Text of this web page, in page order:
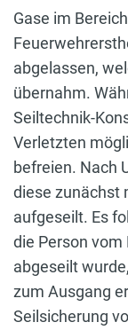
Gase im
abgelassen,
übernahm.
Seiltechnik-
Verletzten
befreien. Nach
diese zunächst
aufgeseilt. Es
die Person
abgeseilt
zum Ausgang
Seilsicherung